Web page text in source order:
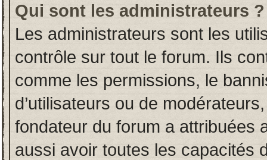
Qui sont les administrateurs ?
Les administrateurs sont les
contrôle sur tout le forum. Ils
comme les permissions, le
d’utilisateurs ou de
fondateur du forum a attribuées
aussi avoir toutes les capacités